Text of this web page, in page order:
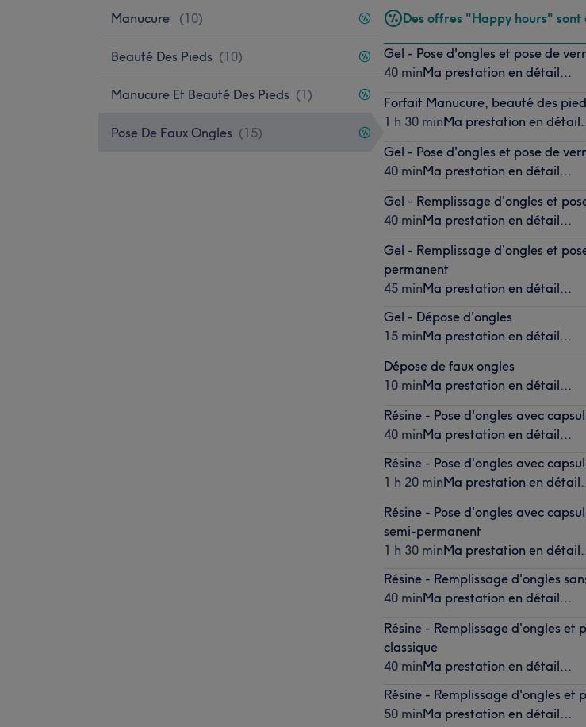
Manucure (10)
Beauté Des Pieds (10)
Manucure Et Beauté Des Pieds (1)
Pose De Faux Ongles (15)
Des offres "Happy hours"
Gel - Pose d'ongles et pose de
40 minMa prestation en détail...
Forfait Manucure, beauté des
1 h 30 minMa prestation en
Gel - Pose d'ongles et pose de
40 minMa prestation en détail...
Gel - Remplissage d'ongles et
40 minMa prestation en détail...
Gel - Remplissage d'ongles et
permanent
45 minMa prestation en détail...
Gel - Dépose d'ongles
15 minMa prestation en détail...
Dépose de faux ongles
10 minMa prestation en détail...
Résine - Pose d'ongles avec
40 minMa prestation en détail...
Résine - Pose d'ongles avec
1 h 20 minMa prestation en
Résine - Pose d'ongles avec
semi-permanent
1 h 30 minMa prestation en
Résine - Remplissage d'ongles
40 minMa prestation en détail...
Résine - Remplissage d'ongles et
classique
40 minMa prestation en détail...
Résine - Remplissage d'ongles et
50 minMa prestation en détail...